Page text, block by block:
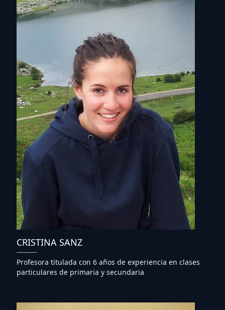
CRISTINA SANZ
Profesora titulada con 6 años de experiencia en clases
particulares de primaria y secundaria